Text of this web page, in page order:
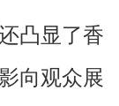
凸显了香
向观众展